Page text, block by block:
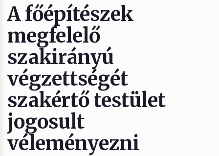
A főépítészek
megfelelő
szakirányú
végzettségét
szakértő testület
jogosult
véleményezni